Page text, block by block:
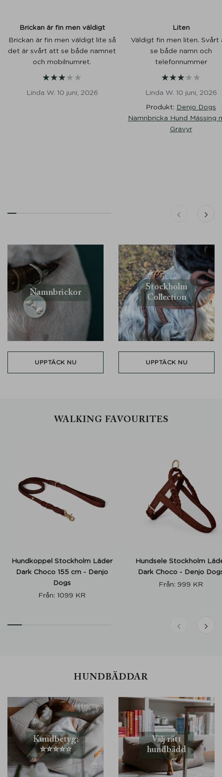
Brickan är fin men väldigt
Brickan är fin men väldigt lite så
det är svårt att se både namnet
och mobilnumret.
★★★★ ★
★★★★ ★
Linda W. 10 juni, 2026
Liten
Väldigt fin men liten. Svårt
se både namn och
telefonnummer
★★★★ ★
★★★★ ★
Linda W. 10 juni, 2026
Produkt: Denjo Dogs
Namnbricka Hund Mässing
Gravyr
Namnbrickor
UPPTÄCK NU
Stockholm
Collection
UPPTÄCK NU
WALKING FAVOURITES
Hundkoppel Stockholm Läder
Dark Choco 155 cm - Denjo
Dogs
Från: 1099 KR
Hundsele Stockholm
Dark Choco - Denjo
Från: 999 KR
HUNDBÄDDAR
Kundbetyg:
⭐️⭐️⭐️⭐️⭐️
Välj rätt
hundbädd